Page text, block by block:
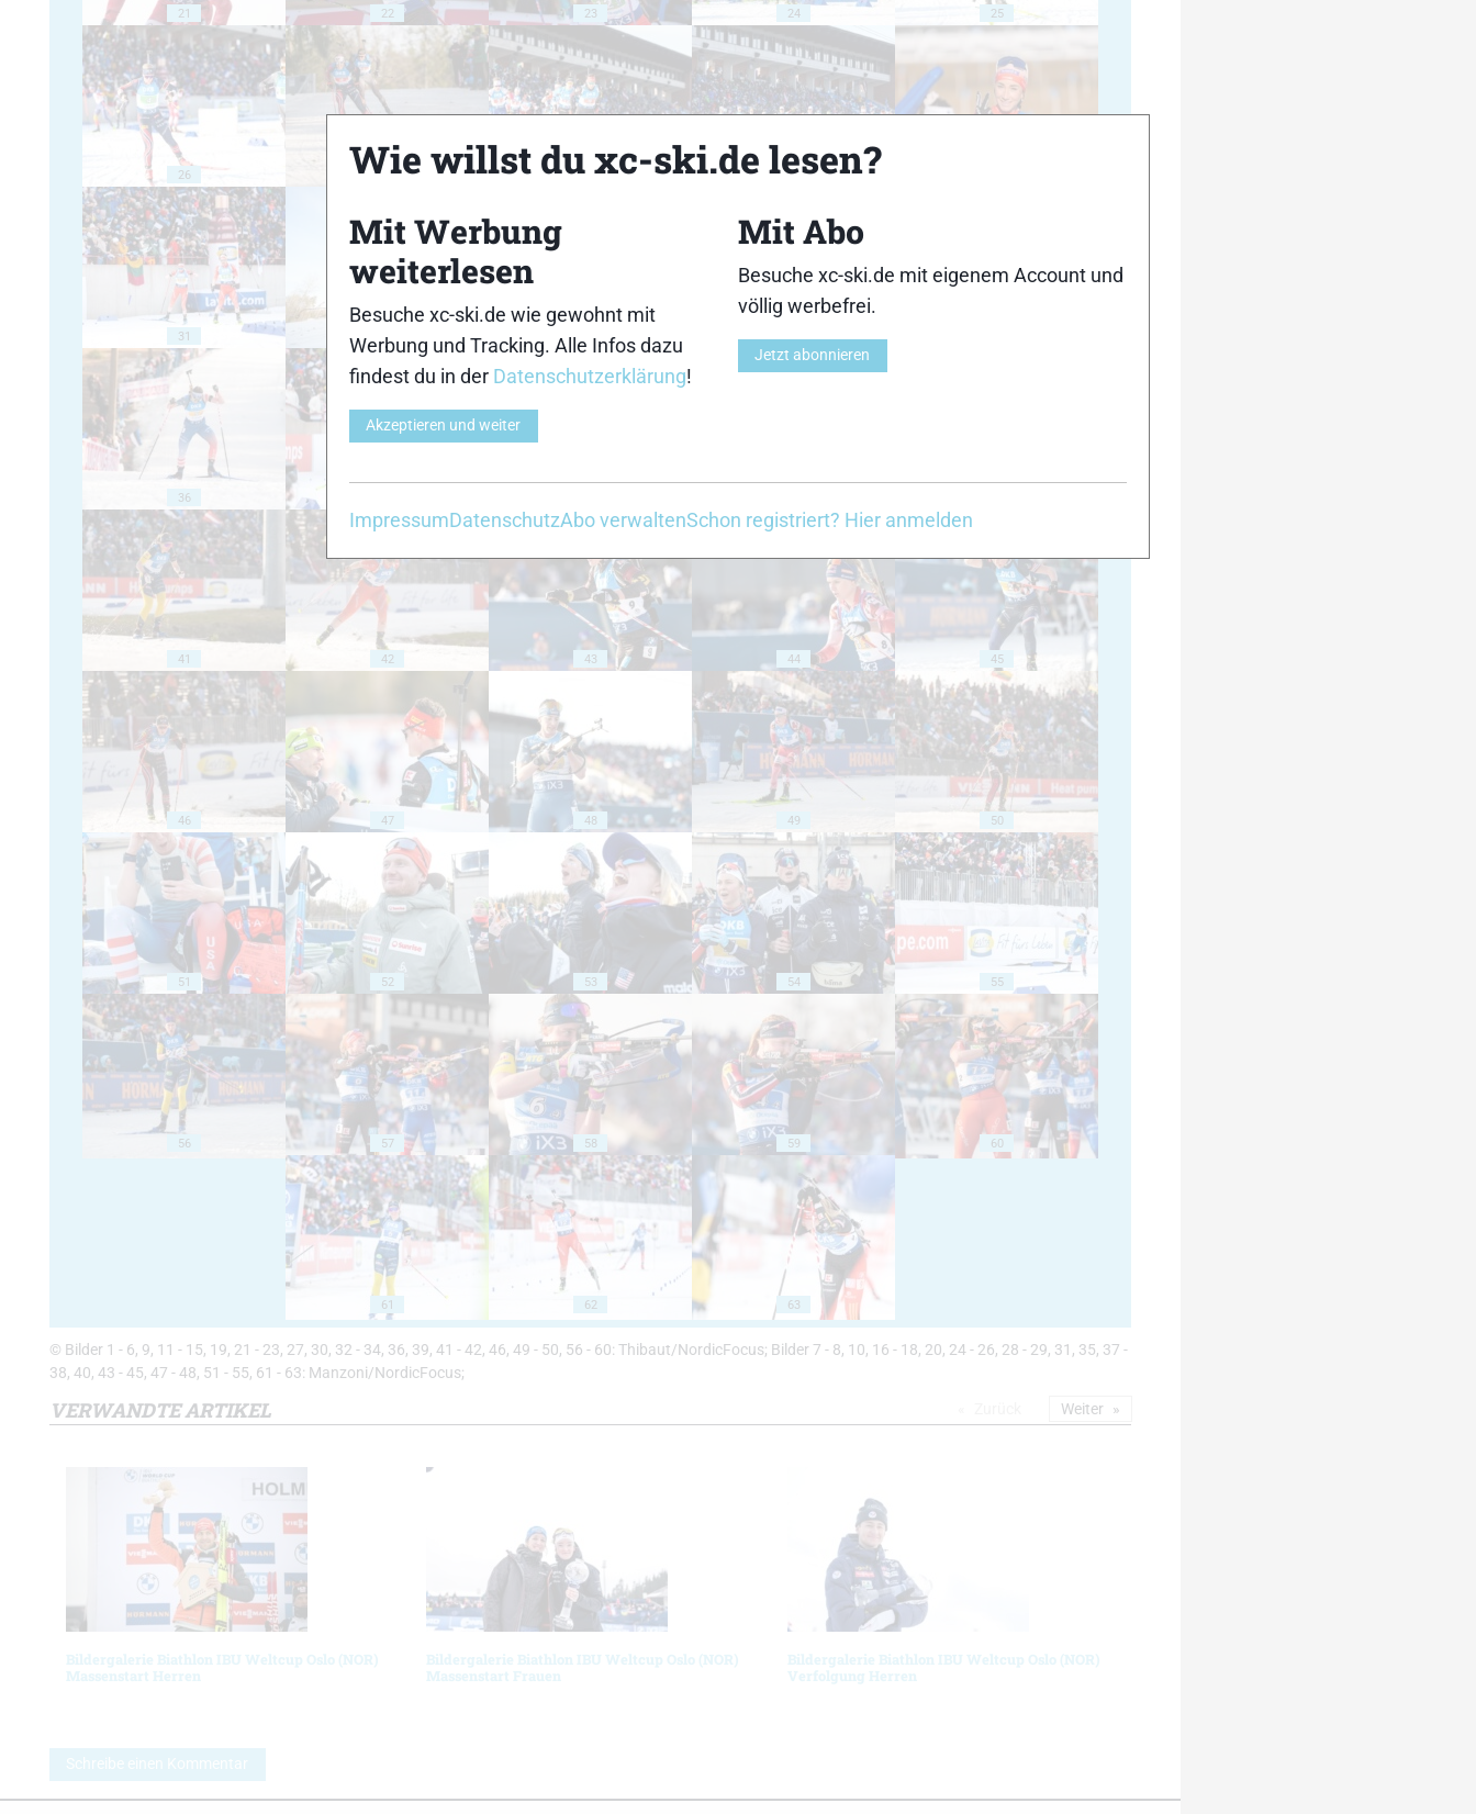
21 22 23 24 25
26 27 28 29
31 32 33 34
36
41 42 43 44 45
46 47 48 49 50
51 52 53 54 55
56 57 58 59 60
61 62 63
© Bilder 1 - 6, 9, 11 - 15, 19, 21 - 23, 27, 30, 32 - 34, 36, 39, 41 - 42, 46, 49 - 50, 56 - 60: Thibaut/NordicFocus; Bilder 7 - 8, 10, 16 - 18, 20, 24 - 26, 28 - 29, 31, 35, 37 -
38, 40, 43 - 45, 47 - 48, 51 - 55, 61 - 63: Manzoni/NordicFocus;
VERWANDTE ARTIKEL
Bildergalerie Biathlon IBU Weltcup Oslo (NOR)
Massenstart Herren
Bildergalerie Biathlon IBU Weltcup Oslo (NOR)
Massenstart Frauen
Bildergalerie Biathlon IBU Weltcup Oslo (NOR)
Verfolgung Herren
Weiter
Schreibe einen Kommentar
Wie willst du xc-ski.de lesen?
Mit Werbung
weiterlesen
Besuche xc-ski.de wie gewohnt mit
Werbung und Tracking. Alle Infos dazu
findest du in der Datenschutzerklärung!
Akzeptieren und weiter
Mit Abo
Besuche xc-ski.de mit eigenem Account und
völlig werbefrei.
Jetzt abonnieren
ImpressumDatenschutzAbo verwaltenSchon registriert? Hier anmelden